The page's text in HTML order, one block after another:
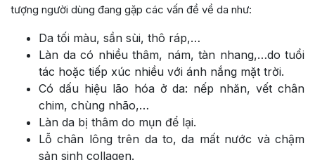
tượng người dùng đang gặp các vấn đề về da như:
Da tối màu, sần sùi, thô ráp,…
Làn da có nhiều thâm, nám, tàn nhang,…do tuổi
tác hoặc tiếp xúc nhiều với ánh nắng mặt trời.
Có dấu hiệu lão hóa ở da: nếp nhăn, vết chân
chim, chùng nhão,…
Làn da bị thâm do mụn để lại.
Lỗ chân lông trên da to, da mất nước và chậm
sản sinh collagen.